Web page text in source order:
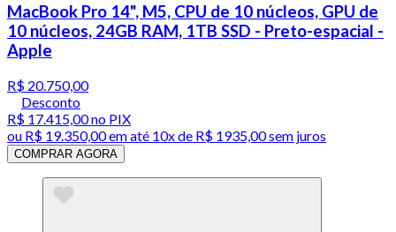
MacBook Pro 14", M5, CPU de 10 núcleos, GPU de
10 núcleos, 24GB RAM, 1TB SSD - Preto-espacial -
Apple
R$ 20.750,00
Desconto
R$ 17.415,00no PIX
ou R$ 19.350,00em até 10x de R$ 1935,00 sem juros
COMPRAR AGORA